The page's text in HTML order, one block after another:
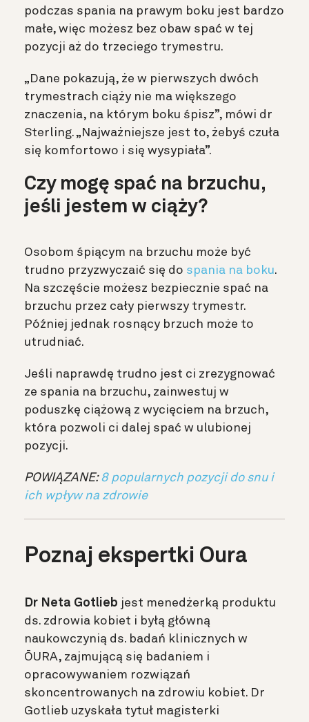
podczas spania na prawym boku jest bardzo
małe, więc możesz bez obaw spać w tej
pozycji aż do trzeciego trymestru.
„Dane pokazują, że w pierwszych dwóch
trymestrach ciąży nie ma większego
znaczenia, na którym boku śpisz”, mówi dr
Sterling. „Najważniejsze jest to, żebyś czuła
się komfortowo i się wysypiała”.
Czy mogę spać na brzuchu,
jeśli jestem w ciąży?
Osobom śpiącym na brzuchu może być
trudno przyzwyczaić się do spania na boku.
Na szczęście możesz bezpiecznie spać na
brzuchu przez cały pierwszy trymestr.
Później jednak rosnący brzuch może to
utrudniać.
Jeśli naprawdę trudno jest ci zrezygnować
ze spania na brzuchu, zainwestuj w
poduszkę ciążową z wycięciem na brzuch,
która pozwoli ci dalej spać w ulubionej
pozycji.
POWIĄZANE:8 popularnych pozycji do snu i
ich wpływ na zdrowie
Poznaj ekspertki Oura
Dr Neta Gotlieb jest menedżerką produktu
ds. zdrowia kobiet i byłą główną
naukowczynią ds. badań klinicznych w
ŌURA, zajmującą się badaniem i
opracowywaniem rozwiązań
skoncentrowanych na zdrowiu kobiet. Dr
Gotlieb uzyskała tytuł magisterki